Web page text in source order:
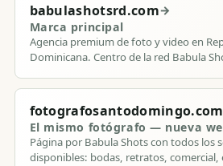
babulashotsrd.com→
Marca principal
Agencia premium de foto y video en
Dominicana. Centro de la red Babula
fotografosantodomingo.com
El mismo fotógrafo — nueva
Página por Babula Shots con todos los
disponibles: bodas, retratos, comercial,